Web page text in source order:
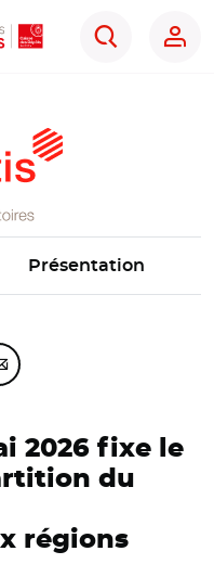
Rechercher
Présentation
Facebook
page sur Linkedin
cette page sur Twitter
cette page sur
2026 fixe le
du
régions